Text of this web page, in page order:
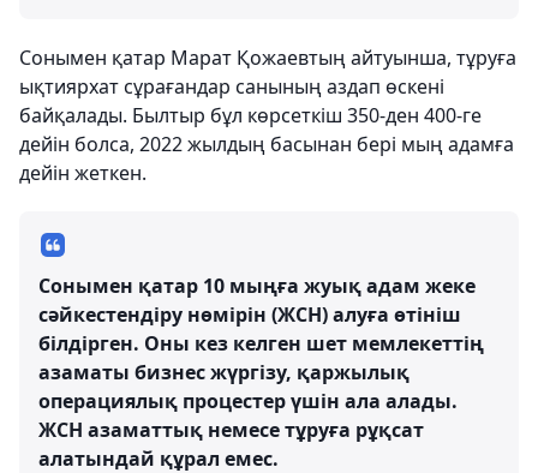
Сонымен қатар Марат Қожаевтың айтуынша, тұруға
ықтиярхат сұрағандар санының аздап өскені
байқалады. Былтыр бұл көрсеткіш 350-ден 400-ге
дейін болса, 2022 жылдың басынан бері мың адамға
дейін жеткен.
Сонымен қатар 10 мыңға жуық адам жеке
сәйкестендіру нөмірін (ЖСН) алуға өтініш
білдірген. Оны кез келген шет мемлекеттің
азаматы бизнес жүргізу, қаржылық
операциялық процестер үшін ала алады.
ЖСН азаматтық немесе тұруға рұқсат
алатындай құрал емес.